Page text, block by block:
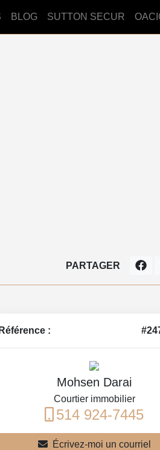
BLOG SUTTON SECUR
PARTAGER
Référence :
Mohsen Darai
Courtier immobilier
514 924-7445
Écrivez-moi un courriel